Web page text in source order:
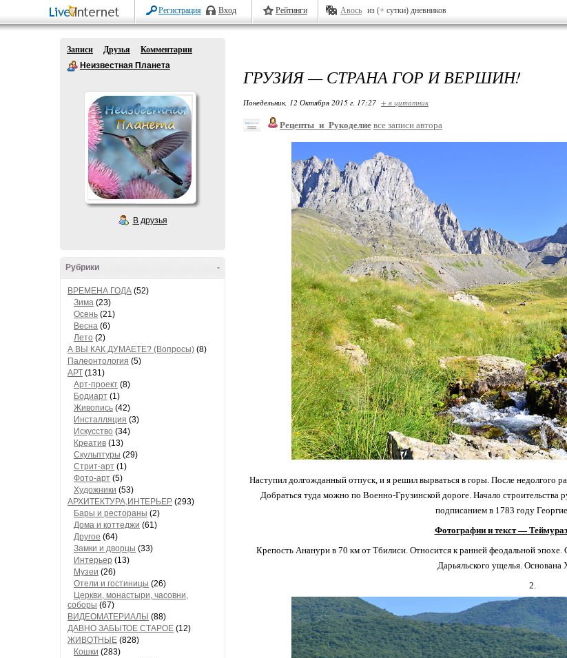
Регистрация Вход Рейтинги Авось из (+ сутки) дневников
Записи Друзья
Комментарии
Неизвестная Планета
В друзья
-
Рубрики
ВРЕМЕНА ГОДА (52)
Зима (23)
Осень (21)
Весна (6)
Лето (2)
А ВЫ КАК ДУМАЕТЕ? (Вопросы) (8)
Палеонтология (5)
АРТ (131)
Арт-проект (8)
Бодиарт (1)
Живопись (42)
Инсталляция (3)
Искусство (34)
Креатив (13)
Скульптуры (29)
Стрит-арт (1)
Фото-арт (5)
Художники (53)
АРХИТЕКТУРА,ИНТЕРЬЕР (293)
Бары и рестораны (2)
Дома и коттеджи (61)
Другое (64)
Замки и дворцы (33)
Интерьер (13)
Музеи (26)
Отели и гостиницы (26)
Церкви, монастыри, часовни,
соборы (67)
ВИДЕОМАТЕРИАЛЫ (88)
ДАВНО ЗАБЫТОЕ СТАРОЕ (12)
ЖИВОТНЫЕ (828)
Кошки (283)
ГРУЗИЯ — СТРАНА ГОР И ВЕРШИН!
Понедельник, 12 Октября 2015 г. 17:27 + в цитатник
Рецепты_и_Рукоделие все записи автора
Наступил долгожданный отпуск, и я решил вырваться в горы. После недолгого
Добраться туда можно по Военно-Грузинской дороге. Начало строительства
подписанием в 1783 году
Фотографии и текст —
Крепость Ананури в 70 км от Тбилиси. Относится к ранней феодальной
Дарьяльского ущелья. Основана
2.